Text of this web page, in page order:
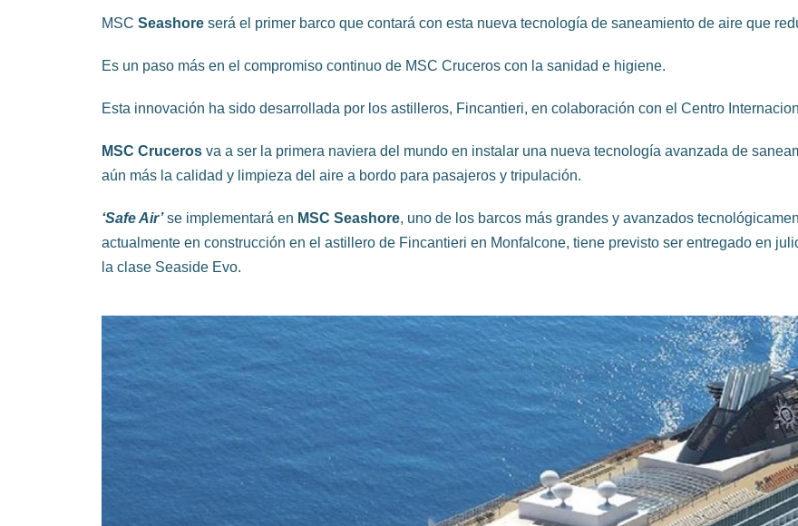
MSC Seashore será el primer barco que contará con esta nueva tecnología de saneamiento de aire que
Es un paso más en el compromiso continuo de MSC Cruceros con la sanidad e higiene.
Esta innovación ha sido desarrollada por los astilleros, Fincantieri, en colaboración con el Centro
MSC Cruceros va a ser la primera naviera del mundo en instalar una nueva tecnología avanzada de
aún más la calidad y limpieza del aire a bordo para pasajeros y tripulación.
‘Safe Air’ se implementará en MSC Seashore, uno de los barcos más grandes y avanzados
actualmente en construcción en el astillero de Fincantieri en Monfalcone, tiene previsto ser entregado en
la clase Seaside Evo.